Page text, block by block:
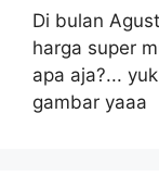
Di bulan
harga super
apa aja?...
gambar yaaa